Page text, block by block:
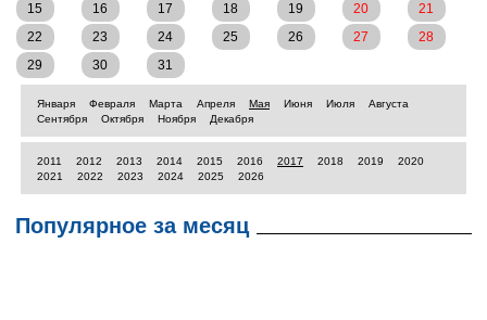
15
16 17 18 19 20
21
22
23 24 25 26 27
28
29
30 31
Января Февраля Марта Апреля Мая Июня Июля
Августа
Сентября
Октября Ноября Декабря
2011 2012 2013 2014 2015 2016 2017 2018 2019
2020
2021
2022 2023 2024 2025 2026
Популярное за месяц